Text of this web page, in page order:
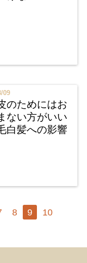
09
のためにはお
ない方がいい
白髪への影響
8 9
10